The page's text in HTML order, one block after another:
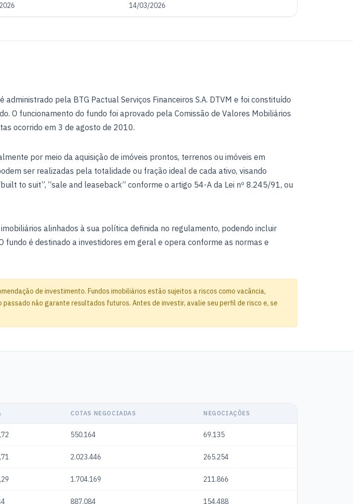
14/03/2026
pela BTG Pactual Serviços Financeiros S.A. DTVM e foi constituído
O funcionamento do fundo foi aprovado pela Comissão de Valores Mobiliários
ocorrido em 3 de agosto de 2010.
por meio da aquisição de imóveis prontos, terrenos ou imóveis em
ser realizadas pela totalidade ou fração ideal de cada ativo, visando
to suit”, “sale and leaseback” conforme o artigo 54-A da Lei nº 8.245/91, ou
alinhados à sua política definida no regulamento, podendo incluir
é destinado a investidores em geral e opera conforme as normas e
de investimento. Fundos imobiliários estão sujeitos a riscos como vacância,
não garante resultados futuros. Antes de investir, avalie seu perfil de risco e, se
COTAS NEGOCIADAS NEGOCIAÇÕES
550.164 69.135
2.023.446 265.254
1.704.169 211.866
887.084 154.488